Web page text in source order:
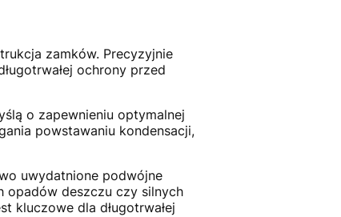
zamków. Precyzyjnie
ochrony przed
o zapewnieniu optymalnej
powstawaniu kondensacji,
uwydatnione podwójne
opadów deszczu czy silnych
kluczowe dla długotrwałej